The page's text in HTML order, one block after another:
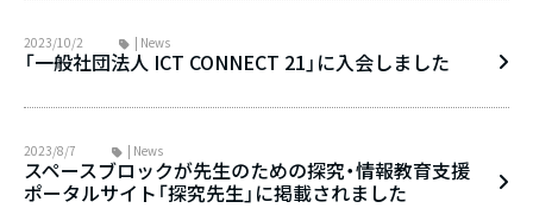
2023/10/2 | News
「一般社団法人 ICT CONNECT 21」に入会しました
2023/8/7 | News
スペースブロックが先生のための探究・情報教育支援
ポータルサイト「探究先生」に掲載されました